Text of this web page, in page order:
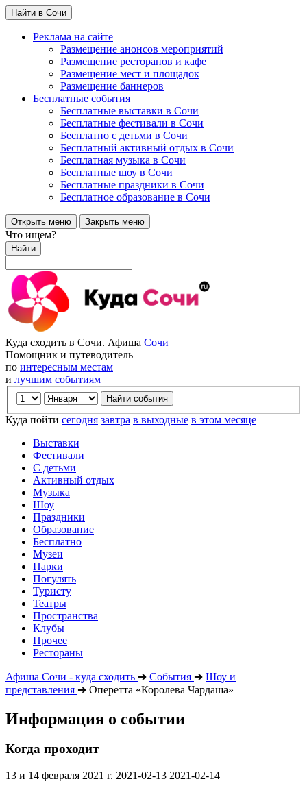
Найти в Сочи
Реклама на сайте
Размещение анонсов мероприятий
Размещение ресторанов и кафе
Размещение мест и площадок
Размещение баннеров
Бесплатные события
Бесплатные выставки в Сочи
Бесплатные фестивали в Сочи
Бесплатно с детьми в Сочи
Бесплатный активный отдых в Сочи
Бесплатная музыка в Сочи
Бесплатные шоу в Сочи
Бесплатные праздники в Сочи
Бесплатное образование в Сочи
Открыть меню Закрыть меню
Что ищем?
Найти
Куда сходить в Сочи. Афиша Сочи
Помощник и путеводитель
по интересным местам
и лучшим событиям
Куда пойти сегодня завтра в выходные в этом месяце
Выставки
Фестивали
С детьми
Активный отдых
Музыка
Шоу
Праздники
Образование
Бесплатно
Музеи
Парки
Погулять
Туристу
Театры
Пространства
Клубы
Прочее
Рестораны
Афиша Сочи - куда сходить ➔ События ➔ Шоу и
представления ➔ Оперетта «Королева Чардаша»
Информация о событии
Когда проходит
13 и 14 февраля 2021 г. 2021-02-13 2021-02-14